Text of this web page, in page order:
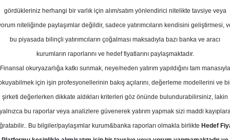
Perşembe, 07 Mayıs 2026
Yatırım Hedef Fiyat
RGYAS - Rönesans
TL, tavsiyesini AL olarak korudu
gördükleriniz herhangi bir varlık için alım/satım yönlendirici nitelikte tavsiye veya
niteliğinde paylaşımlar değildir, sadece yatırımcıların kendisini geliştirmesi,
bu piyasada bilinçli yatırımcıların çoğalması maksadıyla bazı banka ve aracı
kurumların raporlarını ve hedef fiyatlarını paylaşmaktadır.
Finansal okuryazarlığa katkı sunmak, neye/neden yatırım yapıldığını tam manasıyla
için işin profesyonellerinin bakış açılarını, değerleme modellerini ve
şirketi değerlerken dikkate aldıkları kriterleri göz önünde bulundurabilirsiniz, lakin
yalnızca bu raporlar veya analizlere güvenerek yatırım yapmak sizi maddi
Bu bilgiler/paylaşımlar kurum&banka raporları olmakla birlikte Hedef